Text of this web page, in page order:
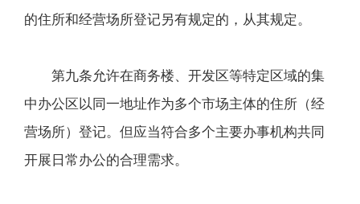
的住所和经营场所登记另有规定的，从其规定。
第九条允许在商务楼、开发区等特定区域的集
中办公区以同一地址作为多个市场主体的住所（经
营场所）登记。但应当符合多个主要办事机构共同
开展日常办公的合理需求。